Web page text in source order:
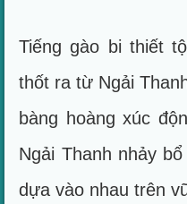
Tiếng gào bi thiết
thốt ra từ Ngải
bàng hoàng xúc
Ngải Thanh nhảy
dựa vào nhau trên